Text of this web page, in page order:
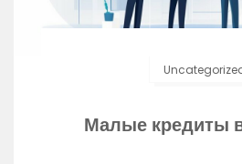
Малые кредиты